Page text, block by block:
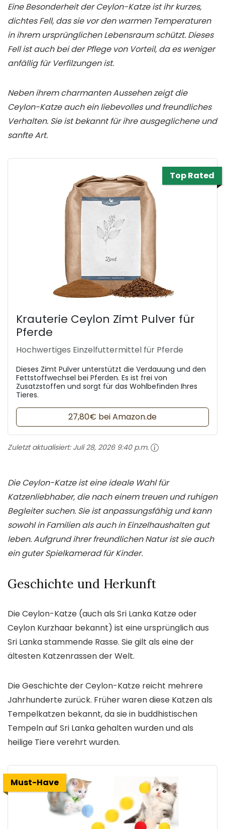
Eine Besonderheit der Ceylon-Katze ist ihr kurzes,
dichtes Fell, das sie vor den warmen Temperaturen
in ihrem ursprünglichen Lebensraum schützt. Dieses
Fell ist auch bei der Pflege von Vorteil, da es weniger
anfällig für Verfilzungen ist.
Neben ihrem charmanten Aussehen zeigt die
Ceylon-Katze auch ein liebevolles und freundliches
Verhalten. Sie ist bekannt für ihre ausgeglichene und
sanfte Art.
Top Rated
Krauterie Ceylon Zimt Pulver für
Pferde
Hochwertiges Einzelfuttermittel für Pferde
Dieses Zimt Pulver unterstützt die Verdauung und den
Fettstoffwechsel bei Pferden. Es ist frei von
Zusatzstoffen und sorgt für das Wohlbefinden Ihres
Tieres.
27,80€ bei Amazon.de
Zuletzt aktualisiert: Juli 28, 2026 9:40 p.m.
Die Ceylon-Katze ist eine ideale Wahl für
Katzenliebhaber, die nach einem treuen und ruhigen
Begleiter suchen. Sie ist anpassungsfähig und kann
sowohl in Familien als auch in Einzelhaushalten gut
leben. Aufgrund ihrer freundlichen Natur ist sie auch
ein guter Spielkamerad für Kinder.
Geschichte und Herkunft
Die Ceylon-Katze (auch als Sri Lanka Katze oder
Ceylon Kurzhaar bekannt) ist eine ursprünglich aus
Sri Lanka stammende Rasse. Sie gilt als eine der
ältesten Katzenrassen der Welt.
Die Geschichte der Ceylon-Katze reicht mehrere
Jahrhunderte zurück. Früher waren diese Katzen als
Tempelkatzen bekannt, da sie in buddhistischen
Tempeln auf Sri Lanka gehalten wurden und als
heilige Tiere verehrt wurden.
Must-Have